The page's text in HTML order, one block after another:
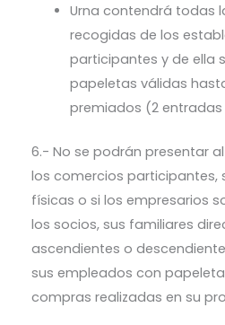
Urna contendrá todas
recogidas de los
participantes y de ella
papeletas válidas
premiados (2
6.- No se podrán presentar
los comercios participantes,
físicas o si los empresarios
los socios, sus familiares
ascendientes o
sus empleados con
compras realizadas en su